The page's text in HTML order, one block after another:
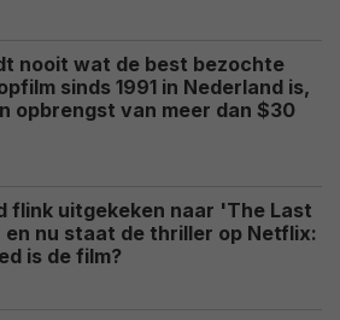
nooit wat de best bezochte
sinds 1991 in Nederland is,
opbrengst van meer dan $30
flink uitgekeken naar 'The Last
en nu staat de thriller op Netflix:
is de film?